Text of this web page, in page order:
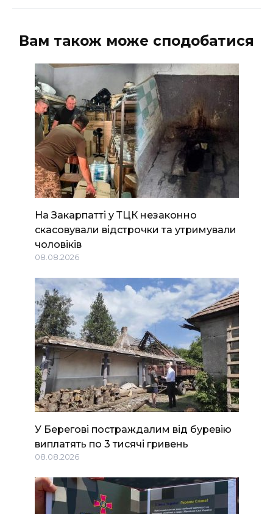
Вам також може сподобатися
На Закарпатті у ТЦК незаконно
скасовували відстрочки та утримували
чоловіків
08.08.2026
У Берегові постраждалим від буревію
виплатять по 3 тисячі гривень
08.08.2026